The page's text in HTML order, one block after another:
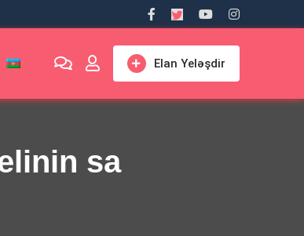
Elan Yeləşdir
sa